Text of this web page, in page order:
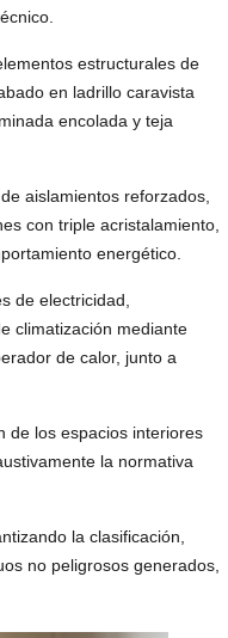
estructurales de
en ladrillo caravista
encolada y teja
aislamientos reforzados,
con triple acristalamiento,
energético
de electricidad,
climatización mediante
de calor, junto a
de los espacios interiores
la normativa
la clasificación,
no peligrosos generados,